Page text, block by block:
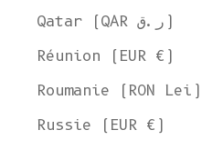
Qatar (QAR ر.ق)
Réunion (EUR €)
Roumanie (RON Lei)
Russie (EUR €)